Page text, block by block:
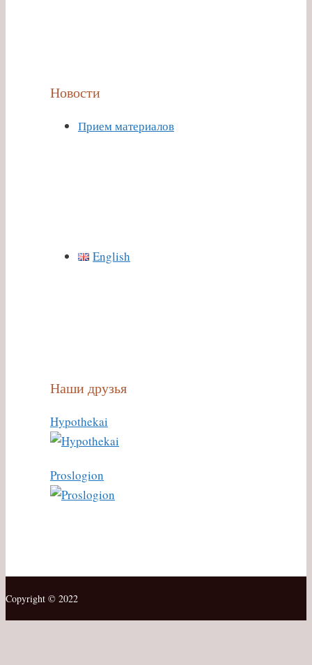
Новости
Прием материалов
English
Наши друзья
Hypothekai
Proslogion
Copyright © 2022